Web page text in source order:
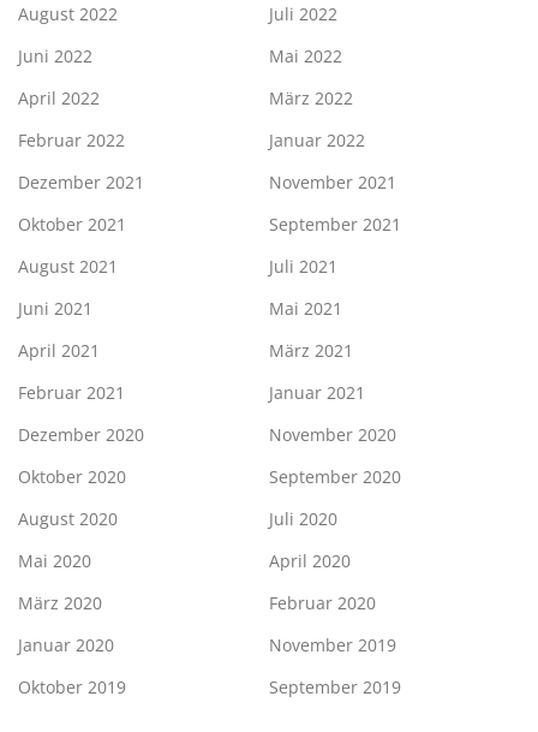
August 2022
Juli 2022
Juni 2022
Mai 2022
April 2022
März 2022
Februar 2022
Januar 2022
Dezember 2021
November 2021
Oktober 2021
September 2021
August 2021
Juli 2021
Juni 2021
Mai 2021
April 2021
März 2021
Februar 2021
Januar 2021
Dezember 2020
November 2020
Oktober 2020
September 2020
August 2020
Juli 2020
Mai 2020
April 2020
März 2020
Februar 2020
Januar 2020
November 2019
Oktober 2019
September 2019